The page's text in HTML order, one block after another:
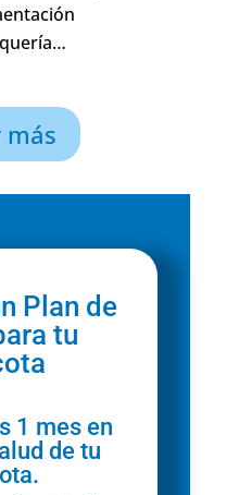
más
Plan de
tu
1 mes en
de tu